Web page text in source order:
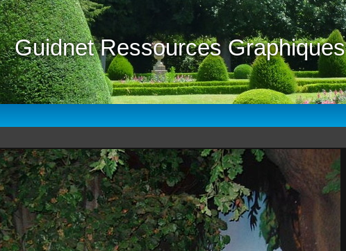
Guidnet Ressources Graphiques